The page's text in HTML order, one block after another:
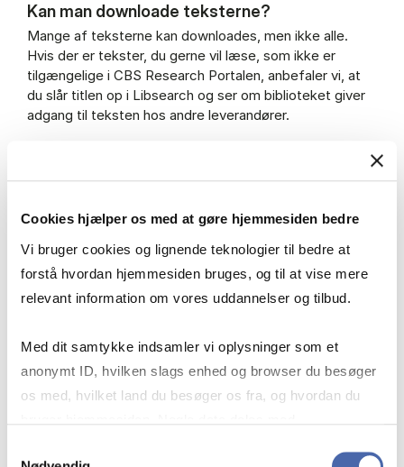
Cookies hjælper os med at gøre hjemmesiden bedre
Vi bruger cookies og lignende teknologier til bedre at
forstå hvordan hjemmesiden bruges, og til at vise mere
relevant information om vores uddannelser og tilbud.
Med dit samtykke indsamler vi oplysninger som et
anonymt ID, hvilken slags enhed og browser du besøger
os med, hvilket land du besøger os fra, og hvordan du
Kan man downloade teksterne?
Mange af teksterne kan downloades, men ikke alle.
Hvis der er tekster, du gerne vil læse, som ikke er
tilgængelige i CBS Research Portalen, anbefaler vi, at
du slår titlen op i Libsearch og ser om biblioteket giver
adgang til teksten hos andre leverandører.
menuen Studenterafhandlinger.
Hvornår er CBS Research Portalen god at
bruge?
på CBS.
Hvis du leder efter en vejleder.
Hvis du er forsker og vil se om din forskning er
blevet registreret.